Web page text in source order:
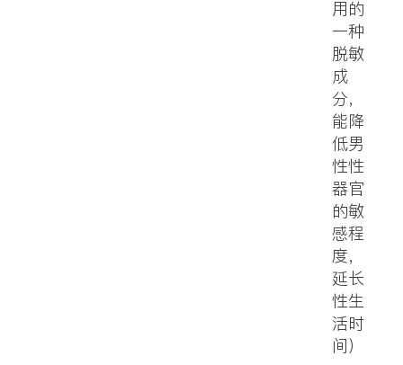
用的
一种
脱敏
成
分，
能降
低男
性性
器官
的敏
感程
度，
延长
性生
活时
间）